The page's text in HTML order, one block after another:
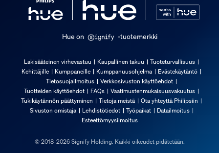
220V-240V
Pituus
Valonauhat
Pakkauksen mitat ja paino
EAN/UPC – tuote
Hue on -tuotemerkki
Lakisääteinen virhevastuu Kaupallinen takuu
Tuoteturvallisuus
Kehittäjille
Kumppaneille Kumppanuusohjelma
Evästekäytäntö
Tietosuojailmoitus
Verkkosivuston käyttöehdot
Tuotteiden käyttöehdot
FAQs
Vaatimustenmukaisuusvakuutus
Tukikäytännön päättyminen
Tietoja meistä
Ota yhteyttä Philipsiin
Sivuston omistaja
Lehdistötiedot Työpaikat
Datailmoitus
Esteettömyysilmoitus
© 2018-2026 Signify Holding. Kaikki oikeudet pidätetään.